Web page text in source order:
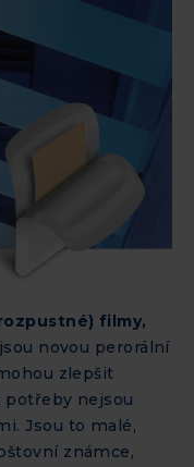
filmy,
novou perorální
zlepšit
potřeby nejsou
Jsou to malé,
známce,